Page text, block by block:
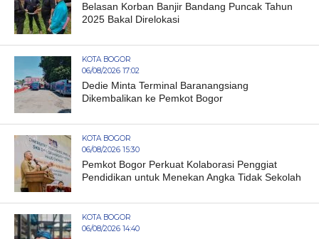
Belasan Korban Banjir Bandang Puncak Tahun
2025 Bakal Direlokasi
KOTA BOGOR
06/08/2026 17:02
Dedie Minta Terminal Baranangsiang
Dikembalikan ke Pemkot Bogor
KOTA BOGOR
06/08/2026 15:30
Pemkot Bogor Perkuat Kolaborasi Penggiat
Pendidikan untuk Menekan Angka Tidak Sekolah
KOTA BOGOR
06/08/2026 14:40